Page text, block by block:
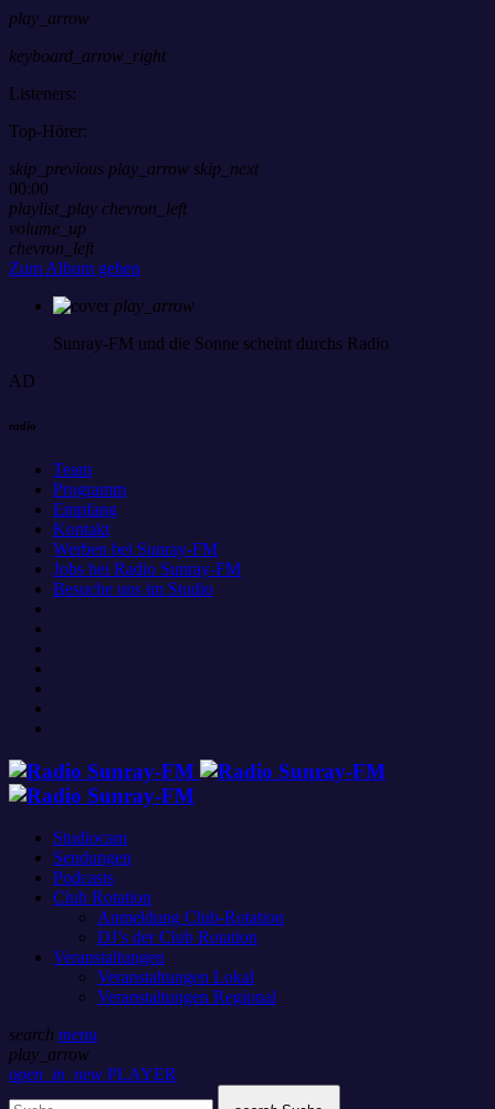
play_arrow
keyboard_arrow_right
Listeners:
Top-Hörer:
skip_previous play_arrow skip_next
00:00
playlist_play chevron_left
volume_up
chevron_left
Zum Album gehen
play_arrow
Sunray-FM und die Sonne scheint durchs Radio
AD
radio
Team
Programm
Empfang
Kontakt
Werben bei Sunray-FM
Jobs bei Radio Sunray-FM
Besuche uns im Studio
Studiocam
Sendungen
Podcasts
Club Rotation
Anmeldung Club-Rotation
DJ’s der Club Rotation
Veranstaltungen
Veranstaltungen Lokal
Veranstaltungen Regional
search menu
play_arrow
open_in_new PLAYER